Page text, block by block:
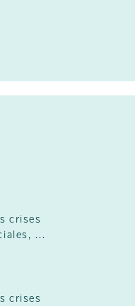
crises
…
crises